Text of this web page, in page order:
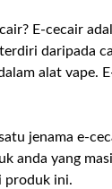
E-cecair
daripada
alat vape.
jenama e-
anda yang
produk ini.